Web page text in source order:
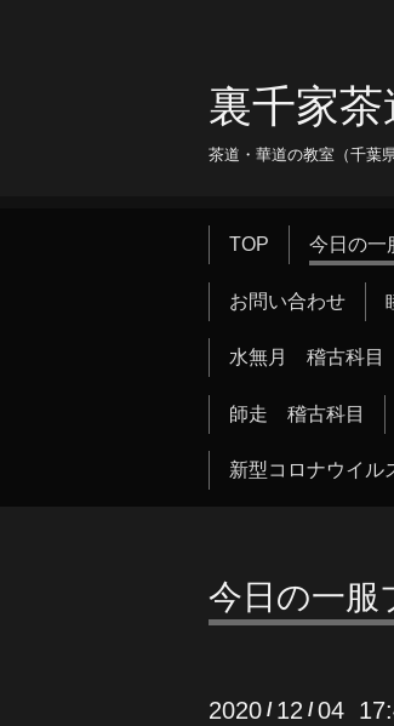
裏千家
茶道・華道の教室（千葉
TOP 今日の一
お問い合わせ
水無月 稽古科目
師走 稽古科目
新型コロナウイル
今日の一服
2020 / 12 /04